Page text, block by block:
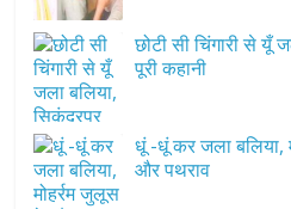
छोटी सी चिंगारी से यूँ
पूरी कहानी
धूं -धूं कर जला बलिया,
और पथराव